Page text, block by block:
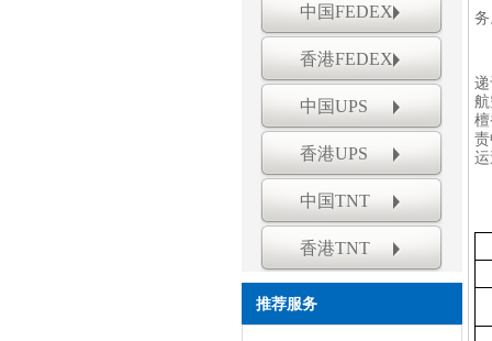
中国FEDEX
香港FEDEX
中国UPS
香港UPS
中国TNT
香港TNT
推荐服务